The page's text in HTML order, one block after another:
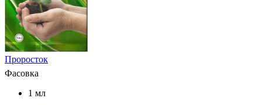
Проросток
Фасовка
1 мл